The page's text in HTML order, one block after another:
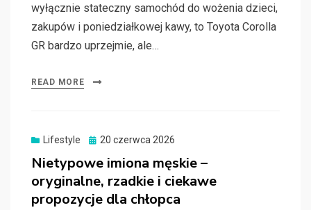
wyłącznie stateczny samochód do wożenia dzieci,
zakupów i poniedziałkowej kawy, to Toyota Corolla
GR bardzo uprzejmie, ale…
READ MORE
Lifestyle
Posted
20 czerwca 2026
Nietypowe imiona męskie –
oryginalne, rzadkie i ciekawe
propozycje dla chłopca